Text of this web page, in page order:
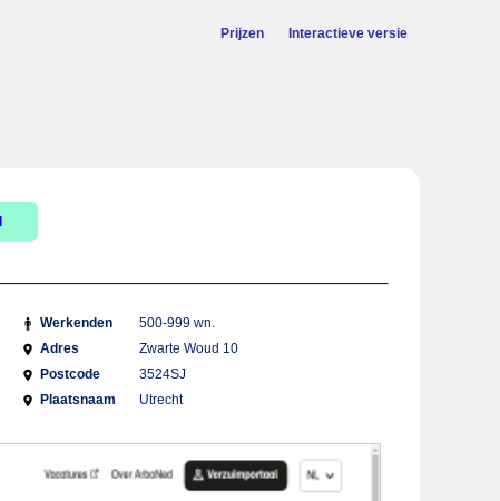
Prijzen Interactieve versie
Werkenden
500-999 wn.
Adres
Zwarte Woud 10
Postcode
3524SJ
Plaatsnaam
Utrecht